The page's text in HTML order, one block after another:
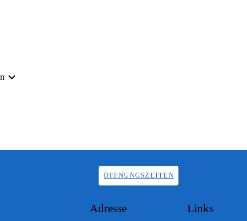
ÖFFNUNGSZEITEN
Adresse Links